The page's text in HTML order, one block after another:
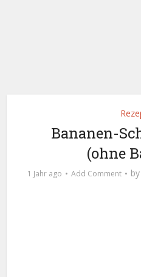
Bananen-
(ohne
1 Jahr ago Add Comment by